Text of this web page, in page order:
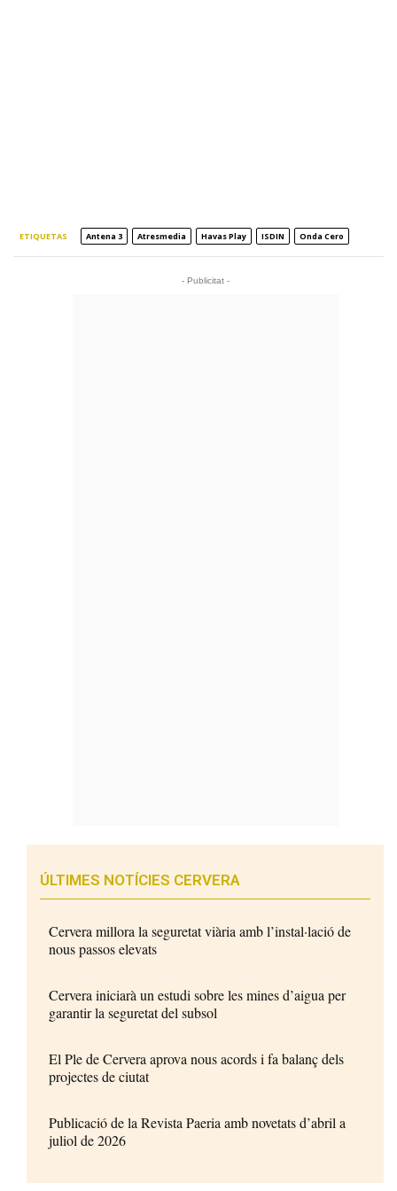
ETIQUETAS Antena 3 Atresmedia Havas Play ISDIN Onda Cero
- Publicitat -
ÚLTIMES NOTÍCIES CERVERA
Cervera millora la seguretat viària amb l’instal·lació de
nous passos elevats
Cervera iniciarà un estudi sobre les mines d’aigua per
garantir la seguretat del subsol
El Ple de Cervera aprova nous acords i fa balanç dels
projectes de ciutat
Publicació de la Revista Paeria amb novetats d’abril a
juliol de 2026